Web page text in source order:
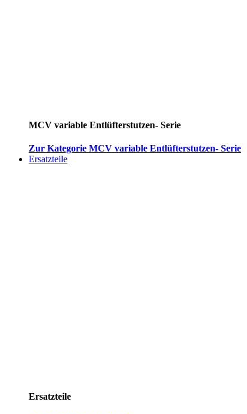
MCV variable Entlüfterstutzen- Serie
Zur Kategorie MCV variable Entlüfterstutzen- Serie
Ersatzteile
Ersatzteile